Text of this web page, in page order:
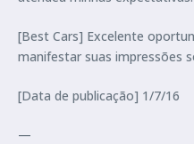
[Best Cars] Excelente
manifestar suas impressões
[Data de publicação] 1/7/16
—